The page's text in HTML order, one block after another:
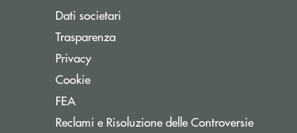
Dati societari
Trasparenza
Privacy
Cookie
FEA
Reclami e Risoluzione delle Controversie